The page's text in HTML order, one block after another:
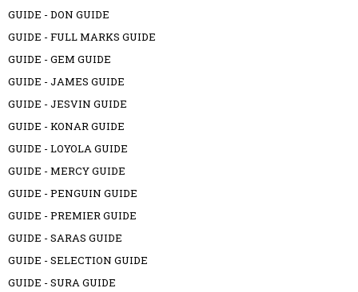
GUIDE - DON GUIDE
GUIDE - FULL MARKS GUIDE
GUIDE - GEM GUIDE
GUIDE - JAMES GUIDE
GUIDE - JESVIN GUIDE
GUIDE - KONAR GUIDE
GUIDE - LOYOLA GUIDE
GUIDE - MERCY GUIDE
GUIDE - PENGUIN GUIDE
GUIDE - PREMIER GUIDE
GUIDE - SARAS GUIDE
GUIDE - SELECTION GUIDE
GUIDE - SURA GUIDE